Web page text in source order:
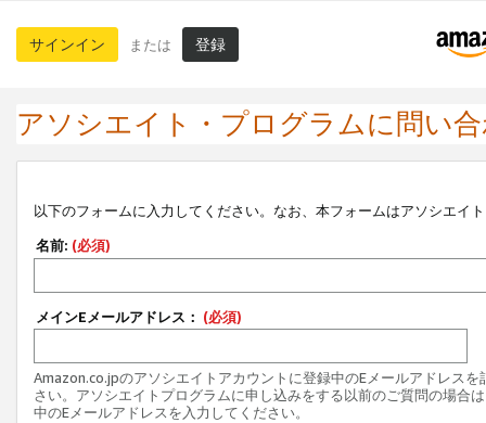
サインイン または 登録
アソシエイト・プログラムに問い
以下のフォームに入力してください。なお、本フォームはアソシエイ
名前: (必須)
メインEメールアドレス： (必須)
Amazon.co.jpのアソシエイトアカウントに登録中のEメールアドレスを
さい。アソシエイトプログラムに申し込みをする以前のご質問の場合
中のEメールアドレスを入力してください。